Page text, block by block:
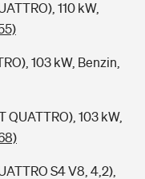
110 kW,
103 kW, Benzin,
QUATTRO), 103 kW,
S4 V8, 4,2),